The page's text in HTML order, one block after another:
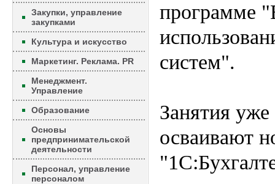
Закупки, управление
закупками
Культура и искусство
Маркетинг. Реклама. PR
Менеджмент.
Управление
Образование
Основы
предпринимательской
деятельности
Персонал, управление
персоналом
программе
систем".
Занятия
осваивают